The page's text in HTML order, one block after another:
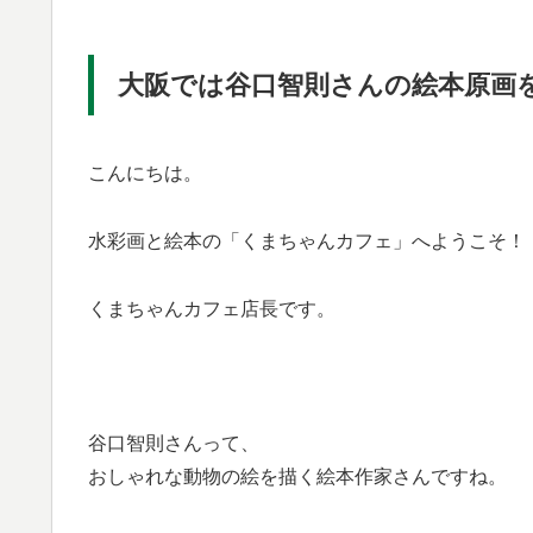
大阪では谷口智則さんの絵本原画
こんにちは。
水彩画と絵本の「くまちゃんカフェ」へようこそ！
くまちゃんカフェ店長です。
谷口智則さんって、
おしゃれな動物の絵を描く絵本作家さんですね。